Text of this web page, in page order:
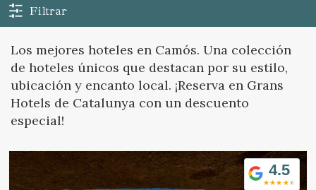
Iniciar sesión Crear cuenta
Filtrar
Los mejores hoteles en Camós. Una colección
de hoteles únicos que destacan por su estilo,
ubicación y encanto local. ¡Reserva en Grans
Hotels de Catalunya con un descuento
especial!
4.5